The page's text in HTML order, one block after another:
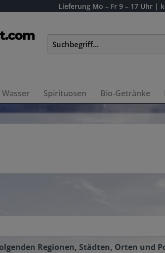
Lieferung Mo – Fr 9 – 17 Uhr |
Wasser Spirituosen Bio-Getränke
Regionen, Städten, Orten und